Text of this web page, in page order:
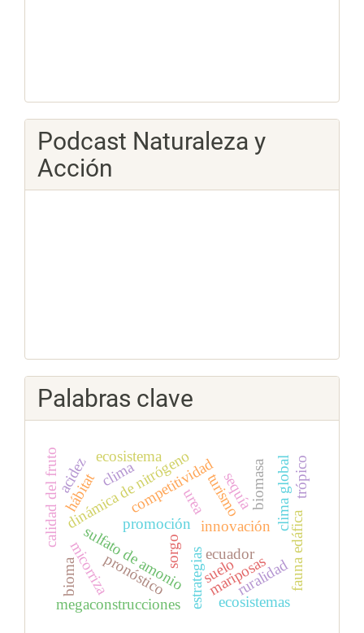
Podcast Naturaleza y
Acción
Palabras clave
turismo
competitividad
promoción
estrategias
innovación
dinámica de nitrógeno
sulfato de amonio
urea
sorgo
megaconstrucciones
calidad del fruto clima global
ecuador
hábitat
mariposas
ecosistema
fauna edáfica
sequía
suelo
micorriza
ecosistemas
ruralidad
pronóstico
biomasa
clima trópico
acidez
bioma